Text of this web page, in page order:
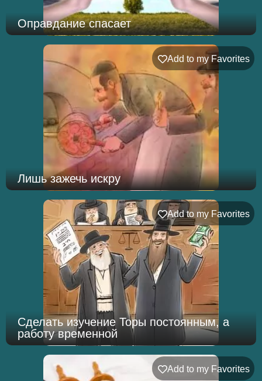
Оправдание спасает
Add to my Favorites
Лишь зажечь искру
Add to my Favorites
Сделать изучение Торы постоянным, а
работу временной
Add to my Favorites